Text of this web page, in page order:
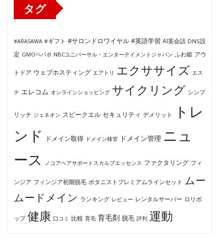
タグ
#ARASAWA #ギフト #サロンドロワイヤル #英語学習 AI英会話 DNS設
定 GMOペパボ NBCユニバーサル・エンターテイメントジャパン ふわ姫 アウ
トドア ウェブホスティング エアトリ エクササイズ エス
テ エレコム オンラインショッピング サイクリング シンプ
リッチ ジェネオン スピークエル セキュリティ デメリット
トレ
ンド
ドメイン取得 ドメイン移管 ドメイン管理 ニュ
ース
ノコアヘアサポートスカルプエッセンス ファクタリング フィ
ンジア フィンジア初期脱毛 ボタニストプレミアムラインセット ムー
ムードメイン ランキング レビュー レンタルサーバー ロリポ
ップ 健康 口コミ 比較 育毛 育毛剤 脱毛 評判 運動